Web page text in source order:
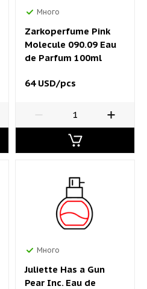
Много
Zarkoperfume Pink
Molecule 090.09 Eau
de Parfum 100ml
64 USD/pcs
Много
Juliette Has a Gun
Pear Inc. Eau de